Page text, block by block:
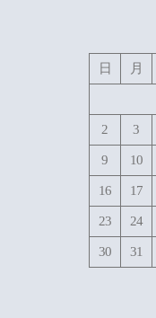
日
月
2 3
9 10
16 17
23 24
30
31